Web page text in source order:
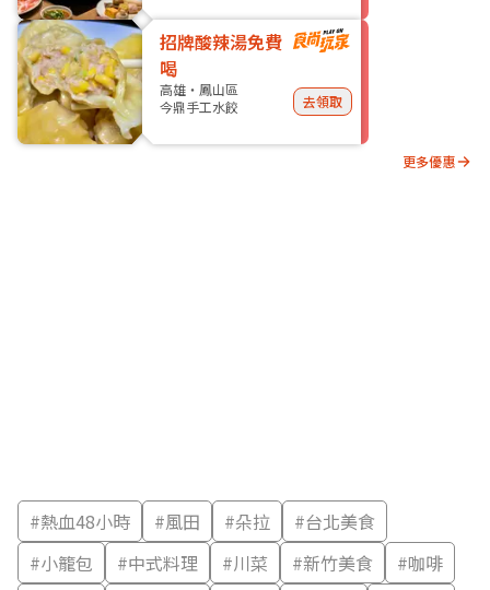
招牌酸辣湯免費
喝
高雄・鳳山區
今鼎手工水餃
去領取
更多優惠
#熱血48小時 #風田 #朵拉 #台北美食
#小籠包 #中式料理 #川菜 #新竹美食 #咖啡